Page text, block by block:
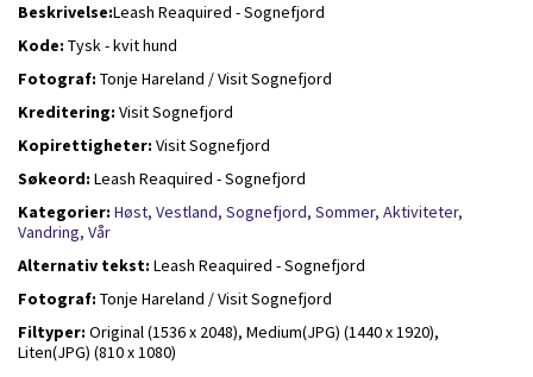
Beskrivelse:Leash Reaquired - Sognefjord
Kode: Tysk - kvit hund
Fotograf: Tonje Hareland / Visit Sognefjord
Kreditering: Visit Sognefjord
Kopirettigheter: Visit Sognefjord
Søkeord: Leash Reaquired - Sognefjord
Kategorier: Høst, Vestland, Sognefjord, Sommer, Aktiviteter,
Vandring, Vår
Alternativ tekst: Leash Reaquired - Sognefjord
Fotograf: Tonje Hareland / Visit Sognefjord
Filtyper: Original (1536 x 2048), Medium(JPG) (1440 x 1920),
Liten(JPG) (810 x 1080)